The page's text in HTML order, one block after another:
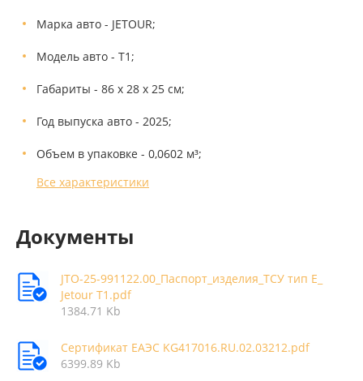
Марка авто - JETOUR;
Модель авто - T1;
Габариты - 86 х 28 х 25 см;
Год выпуска авто - 2025;
Объем в упаковке - 0,0602 м³;
Все характеристики
Документы
JTO-25-991122.00_Паспорт_изделия_ТСУ тип Е_
Jetour T1.pdf
1384.71 Kb
Сертификат ЕАЭС KG417016.RU.02.03212.pdf
6399.89 Kb